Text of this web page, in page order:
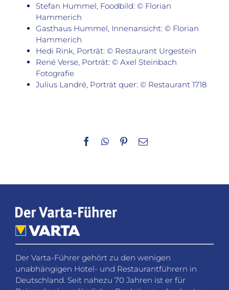
Stefan Hummel, Foodbild: © Florian
Hammerich
Gasthaus Hummel, Innenansicht: © Florian
Hammerich
Hedi Rink, Porträt: © Restaurant Urgestein
René Verse, Porträt: © Axel Steinbach
Fotografie
Julius Landré, Porträt quer: © Restaurant 1718
Facebook
WhatsApp
Pinterest
E-
Der Varta-Führer gehört zu den wenigen
unabhängigen Hotel- und Restaurantführern in
Deutschland. Seit nahezu 70 Jahren ist er für